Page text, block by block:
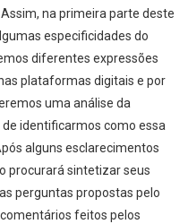
na primeira parte deste
especificidades do
diferentes expressões
plataformas digitais e por
uma análise da
de identificarmos como essa
alguns esclarecimentos
procurará sintetizar seus
perguntas propostas pelo
feitos pelos